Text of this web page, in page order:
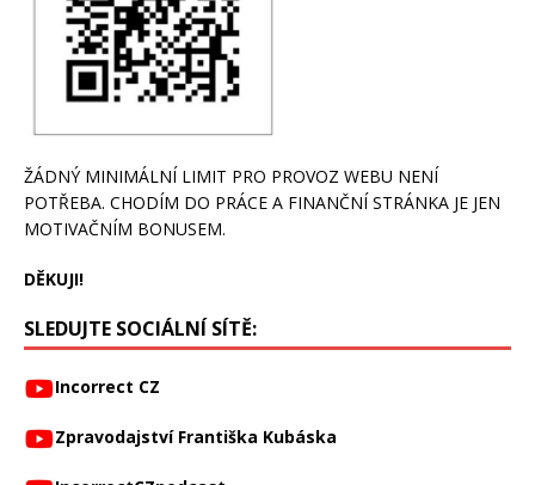
ŽÁDNÝ MINIMÁLNÍ LIMIT PRO PROVOZ WEBU NENÍ
POTŘEBA. CHODÍM DO PRÁCE A FINANČNÍ STRÁNKA JE JEN
MOTIVAČNÍM BONUSEM.
DĚKUJI!
SLEDUJTE SOCIÁLNÍ SÍTĚ:
Incorrect CZ
Zpravodajství Františka Kubáska